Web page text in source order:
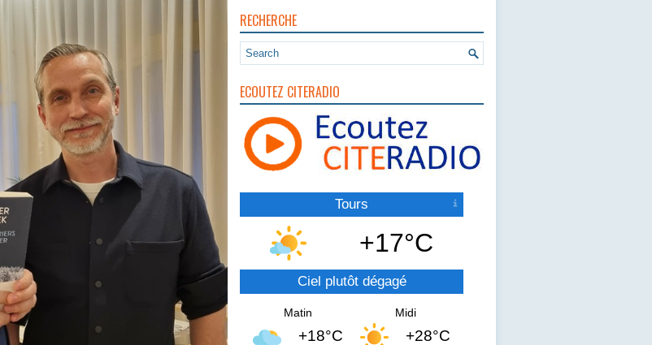
RECHERCHE
ECOUTEZ CITERADIO
Tours
+17°C
Ciel plutôt dégagé
Matin
+18°C
Midi
+28°C